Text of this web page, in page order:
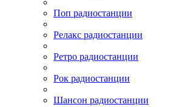
Поп радиостанции
Релакс радиостанции
Ретро радиостанции
Рок радиостанции
Шансон радиостанции